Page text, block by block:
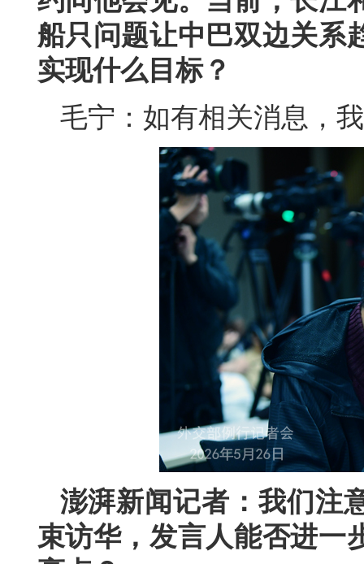
船只问题让中巴双边关系
实现什么目标？
毛宁：如有相关消息，
澎湃新闻记者：我们注
束访华，发言人能否进一